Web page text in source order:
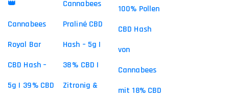
👑
Cannabees
Royal Bar
CBD Hash –
5g | 39 % CBD
Cannabees
Praliné CBD
Hash – 5g |
38 % CBD |
Zitronig &
100% Pollen
CBD Hash
von
Cannabees
mit 18% CBD